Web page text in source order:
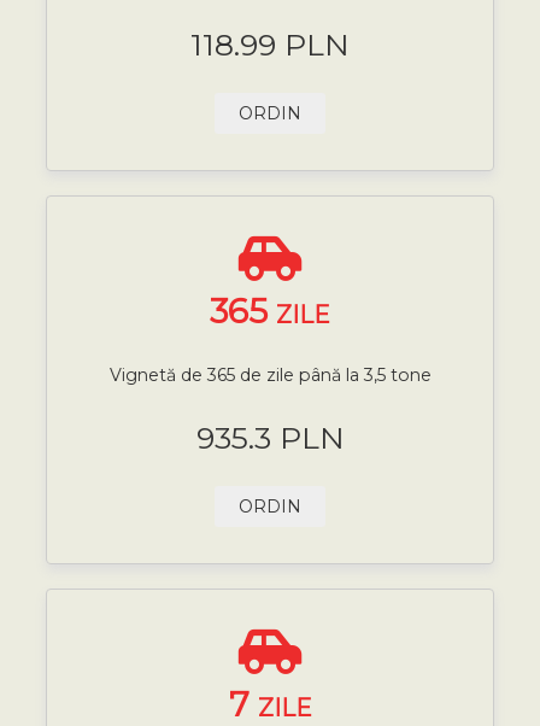
118.99 PLN
ORDIN
365 ZILE
Vignetă de 365 de zile până la 3,5 tone
935.3 PLN
ORDIN
7 ZILE